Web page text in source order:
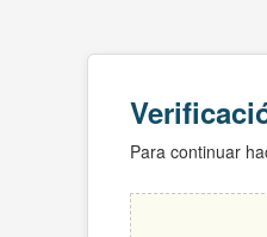
Para continuar